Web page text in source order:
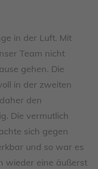
in der Luft. Mit
Team nicht
gehen. Die
in der zweiten
den
Die vermutlich
sich gegen
und so war es
wieder eine äußerst